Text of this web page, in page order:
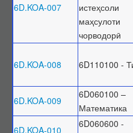
Унвонҳои илмӣ
Тартиби додани дараҷа ва
Феҳристи ҳуҷҷатҳои унвони
Фармоишҳо оид ба додани
Рӯйхати ихтисосҳои
Фармоишҳо маҳрумсозии
Фармоишҳо дар бораи рад
6D.KOA-007
истеҳсоли
маҳсулоти
чорводорӣ
6D.KOA-008 6D110100 -
6D.KOA-009
6D060100 –
Математика
6D.KOA-010
6D060600 -